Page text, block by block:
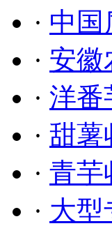
· 中国
· 安徽
· 洋番
· 甜薯
· 青芋
· 大型